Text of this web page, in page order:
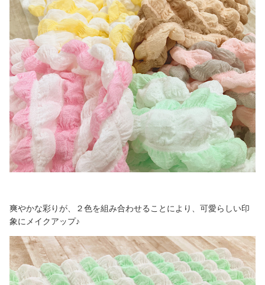
爽やかな彩りが、２色を組み合わせることにより、可愛らしい印
象にメイクアップ♪